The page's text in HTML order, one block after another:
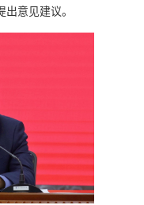
意见建议。